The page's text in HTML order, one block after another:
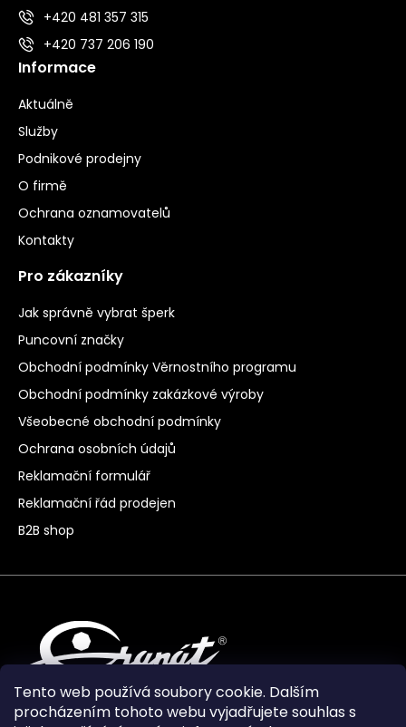
Tento web používá soubory cookie. Dalším
procházením tohoto webu vyjadřujete souhlas s
+420 481 357 315
+420 737 206 190
Informace
Aktuálně
Služby
Podnikové prodejny
O firmě
Ochrana oznamovatelů
Kontakty
Pro zákazníky
Jak správně vybrat šperk
Puncovní značky
Obchodní podmínky Věrnostního programu
Obchodní podmínky zakázkové výroby
Všeobecné obchodní podmínky
Ochrana osobních údajů
Reklamační formulář
Reklamační řád prodejen
B2B shop